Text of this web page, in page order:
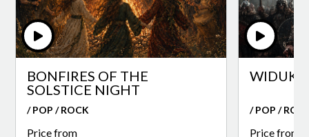
BONFIRES OF THE
SOLSTICE NIGHT
/ POP / ROCK
Price from
/ POP /
Price from